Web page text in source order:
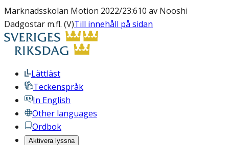
Marknadsskolan Motion 2022/23:610 av Nooshi
Dadgostar m.fl. (V)Till innehåll på sidan
Lättläst
Teckenspråk
In English
Other languages
Ordbok
Aktivera lyssna